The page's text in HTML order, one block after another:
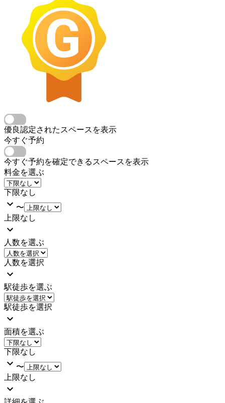
優良認定されたスペースを表示
今すぐ予約
今すぐ予約を確定できるスペースを表示
料金を選ぶ
下限なし
〜
上限なし
人数を選ぶ
人数を選択
駅徒歩を選ぶ
駅徒歩を選択
面積を選ぶ
下限なし
〜
上限なし